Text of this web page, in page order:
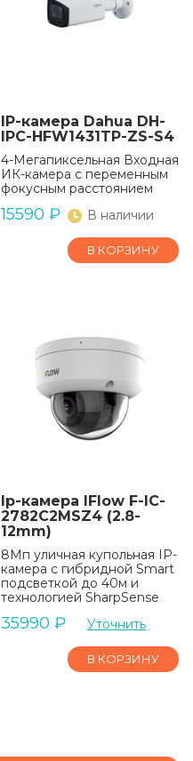
IP-камера Dahua DH-
IPC-HFW1431TP-ZS-S4
4-Мегапиксельная Входная
ИК-камера с переменным
фокусным расстоянием
15590 ₽ В наличии
В КОРЗИНУ
Ip-камера IFlow F-IC-
2782C2MSZ4 (2.8-
12mm)
8Мп уличная купольная IP-
камера с гибридной Smart
подсветкой до 40м и
технологией SharpSense
35990 ₽ Уточнить
В КОРЗИНУ